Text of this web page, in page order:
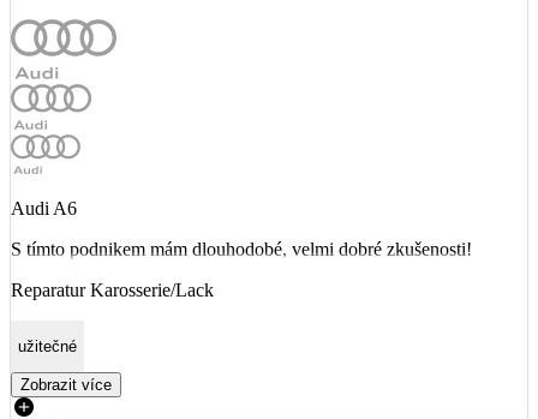
Audi A6
S tímto podnikem mám dlouhodobé, velmi dobré zkušenosti!
Reparatur Karosserie/Lack
užitečné
Zobrazit více